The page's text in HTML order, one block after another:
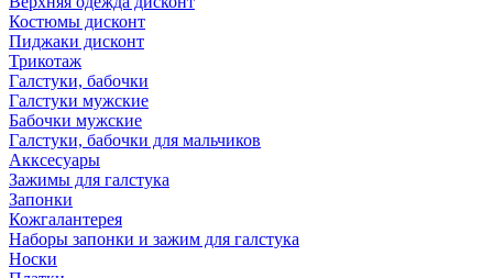
Костюмы дисконт
Пиджаки дисконт
Трикотаж
Галстуки, бабочки
Галстуки мужские
Бабочки мужские
Галстуки, бабочки для мальчиков
Акксесуары
Зажимы для галстука
Запонки
Кожгалантерея
Наборы запонки и зажим для галстука
Носки